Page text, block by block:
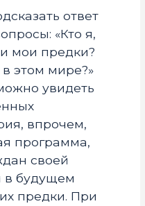
ответ
«Кто я,
мои предки?
этом мире?»
увидеть
впрочем,
программа,
своей
в будущем
предки. При